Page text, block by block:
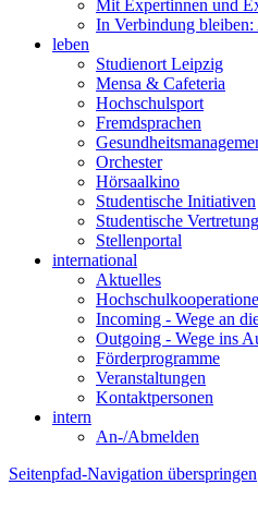
Mit Expertinnen und
In Verbindung
leben
Studienort Leipzig
Mensa & Cafeteria
Hochschulsport
Fremdsprachen
Orchester
Hörsaalkino
Studentische Initiativen
Studentische Vertretung
Stellenportal
international
Aktuelles
Incoming - Wege an
Outgoing - Wege ins
Förderprogramme
Veranstaltungen
Kontaktpersonen
intern
An-/Abmelden
Seitenpfad-Navigation überspringen